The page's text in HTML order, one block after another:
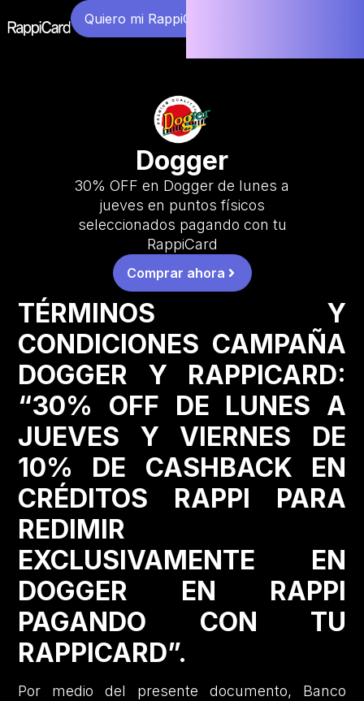
Quiero mi RappiCard
Dogger
30% OFF en Dogger de lunes a
jueves en puntos físicos
seleccionados pagando con tu
RappiCard
Comprar ahora
TÉRMINOS Y
CONDICIONES CAMPAÑA
DOGGER Y RAPPICARD:
“30% OFF DE LUNES A
JUEVES Y VIERNES DE
10% DE CASHBACK EN
CRÉDITOS RAPPI PARA
REDIMIR
EXCLUSIVAMENTE EN
DOGGER EN RAPPI
PAGANDO CON TU
RAPPICARD”.
Por medio del presente documento, Banco